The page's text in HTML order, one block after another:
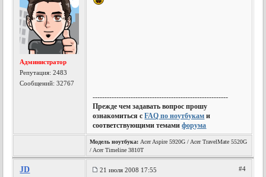
Администратор
Репутация:2483
Сообщений: 32767
---------------------------------------------------------
Прежде чем задавать вопрос прошу
ознакомиться сFAQ по ноутбукам и
соответствующими темамифорума
Модель ноутбука: Acer Aspire 5920G / Acer TravelMate 5520G
/ Acer Timeline 3810T
JD 21 июля 2008 17:55 #4